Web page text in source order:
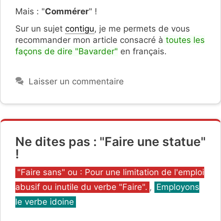
Mais : "Commérer" !
Sur un sujet contigu, je me permets de vous
recommander mon article consacré à toutes les
façons de dire "Bavarder" en français.
Laisser un commentaire
Ne dites pas : "Faire une statue"
!
Catégories
"Faire sans" ou : Pour une limitation de l'emploi
abusif ou inutile du verbe "Faire". , Employons
le verbe idoine